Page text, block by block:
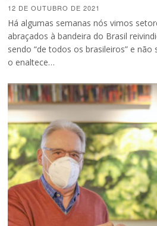
12 DE OUTUBRO DE 2021
Há algumas semanas nós vimos
abraçados à bandeira do Brasil
sendo “de todos os brasileiros” e
o enaltece…